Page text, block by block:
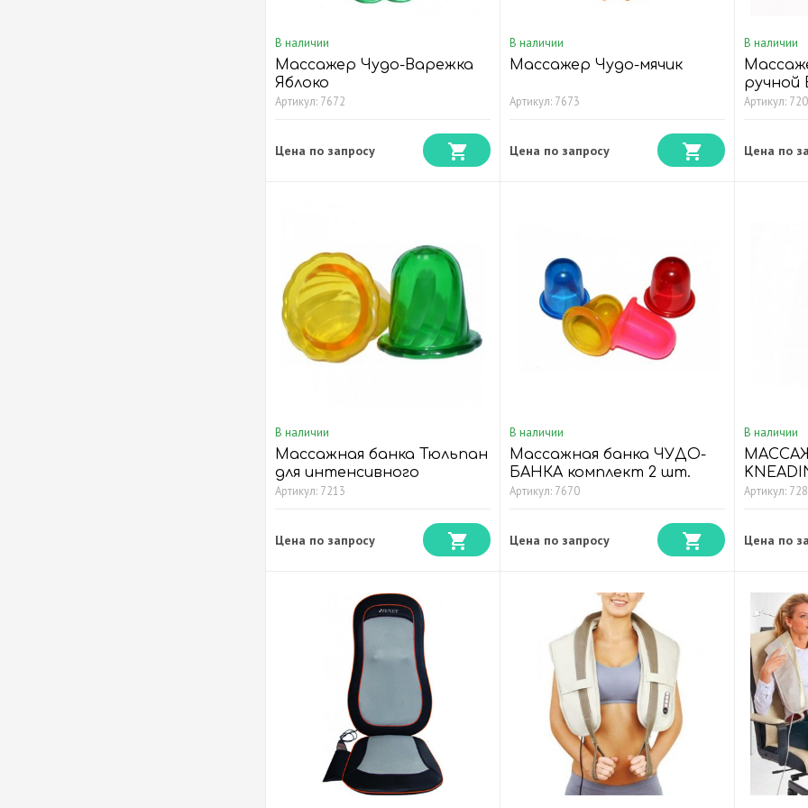
В наличии
Массажер Чудо-Варежка
Яблоко
Артикул: 7672
Цена по запросу
В наличии
Массажер Чудо-мячик
Артикул: 7673
Цена по запросу
В наличии
Артикул:
Цена по
В наличии
Массажная банка Тюльпан
для интенсивного
воздействия
Артикул: 7213
Цена по запросу
В наличии
Массажная банка ЧУДО-
БАНКА комплект 2 шт.
Артикул: 7670
Цена по запросу
В наличии
Артикул:
Цена по